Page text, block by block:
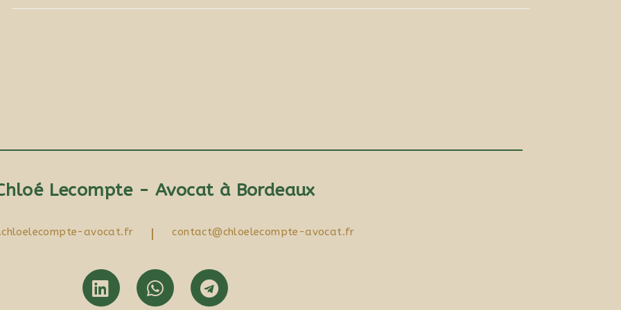
Lecompte - Avocat à Bordeaux
avocat.fr | contact@chloelecompte-avocat.fr